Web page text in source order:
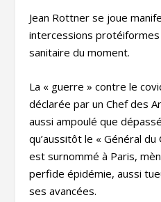
Jean Rottner se joue
intercessions
sanitaire du moment.
La « guerre » contre le
déclarée par un Chef des
aussi ampoulé que
qu’aussitôt le « Général du
est surnommé à Paris,
perfide épidémie, aussi
ses avancées.